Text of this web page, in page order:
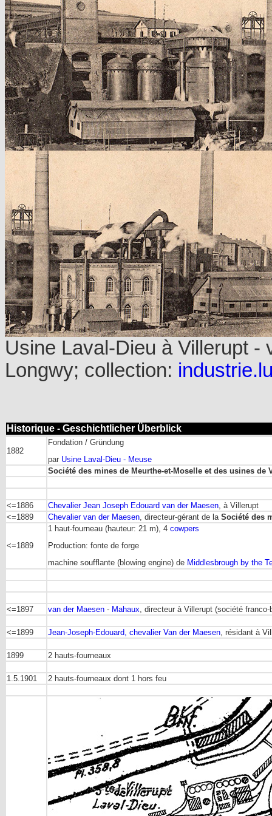
Usine Laval-Dieu à Villerupt -
Longwy; collection:
Historique - Geschichtlicher Überblick
1882
Fondation / Gründung
par Usine Laval-Dieu - Meuse
Société des mines de Meurthe-et-Moselle et des usines de
<=1886 Chevalier Jean Joseph Edouard van der Maesen , à Villerupt
<=1889
Chevalier van der Maesen , directeur-gérant de la Société des
<=1889
1 haut-fourneau (hauteur: 21 m), 4 cowpers
Production: fonte de forge
machine soufflante (blowing engine) de Middlesbrough by the
<=1897 van der Maesen - Mahaux , directeur à Villerupt (société franco-
<=1899 Jean-Joseph-Edouard, chevalier Van der Maesen , résidant à
1899 2 hauts-fourneaux
1.5.1901 2 hauts-fourneaux dont 1 hors feu